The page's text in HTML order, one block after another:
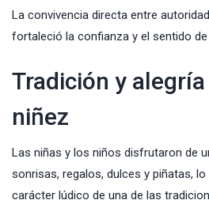
La convivencia directa entre
fortaleció la confianza y el sentido de
Tradición y
niñez
Las niñas y los niños disfrutaron de
sonrisas, regalos, dulces y piñatas,
carácter lúdico de una de las